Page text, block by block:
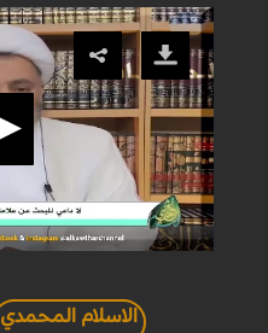
الاسلام المحمدي